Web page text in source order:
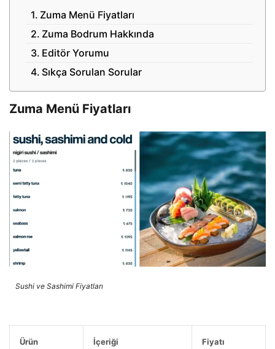
Zuma Menü Fiyatları
Zuma Bodrum Hakkında
Editör Yorumu
Sıkça Sorulan Sorular
Zuma Menü Fiyatları
Sushi ve Sashimi Fiyatları
Ürün İçeriği Fiyatı